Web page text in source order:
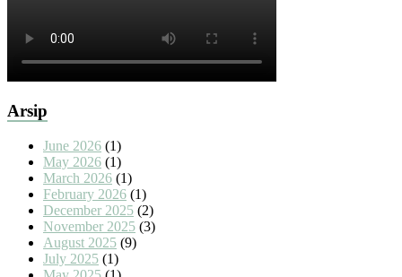
Arsip
June 2026 (1)
May 2026 (1)
March 2026 (1)
February 2026 (1)
December 2025 (2)
November 2025 (3)
August 2025 (9)
July 2025 (1)